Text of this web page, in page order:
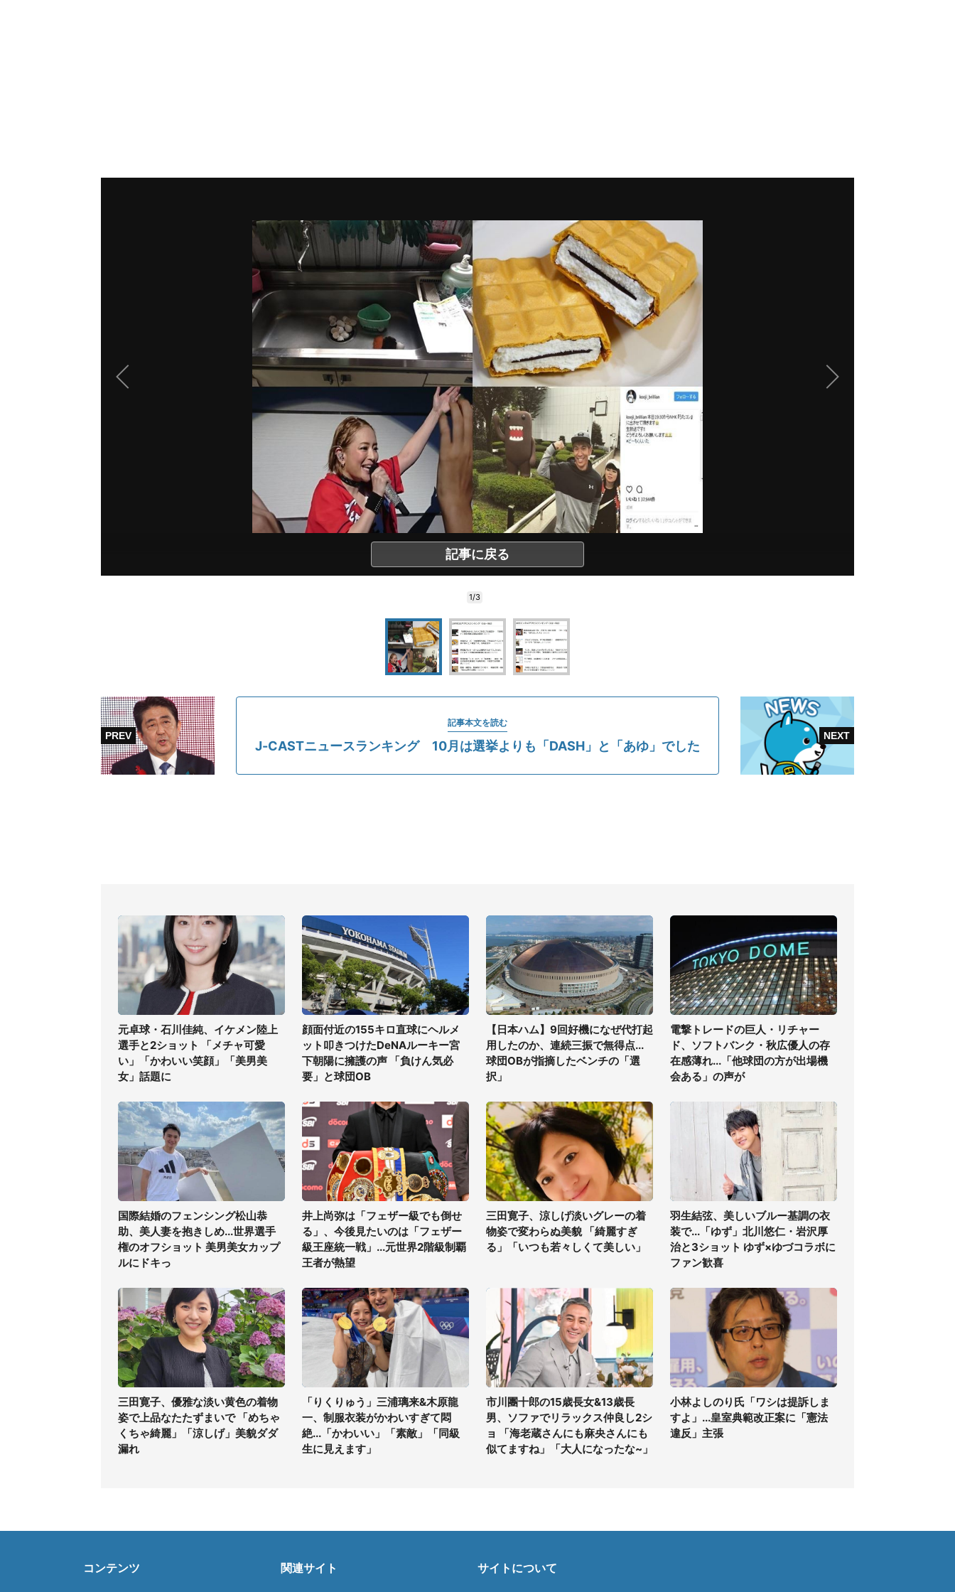
記事に戻る
1/3
記事本文を読む
J-CASTニュースランキング 10月は選挙よりも「DASH」と「あゆ」でした
元卓球・石川佳純、イケメン陸上
選手と2ショット 「メチャ可愛
い」「かわいい笑顔」「美男美
女」話題に
顔面付近の155キロ直球にヘルメ
ット叩きつけたDeNAルーキー宮
下朝陽に擁護の声 「負けん気必
要」と球団OB
【日本ハム】9回好機になぜ代打起
用したのか、連続三振で無得点...
球団OBが指摘したベンチの「選
択」
電撃トレードの巨人・リチャー
ド、ソフトバンク・秋広優人の存
在感薄れ...「他球団の方が出場機
会ある」の声が
国際結婚のフェンシング松山恭
助、美人妻を抱きしめ...世界選手
権のオフショット 美男美女カップ
ルにドキっ
井上尚弥は「フェザー級でも倒せ
る」、今後見たいのは「フェザー
級王座統一戦」...元世界2階級制覇
王者が熱望
三田寛子、涼しげ淡いグレーの着
物姿で変わらぬ美貌 「綺麗すぎ
る」「いつも若々しくて美しい」
羽生結弦、美しいブルー基調の衣
装で...「ゆず」北川悠仁・岩沢厚
治と3ショット ゆず×ゆづコラボに
ファン歓喜
三田寛子、優雅な淡い黄色の着物
姿で上品なたたずまいで 「めちゃ
くちゃ綺麗」「涼しげ」美貌ダダ
漏れ
「りくりゅう」三浦璃来&木原龍
一、制服衣装がかわいすぎて悶
絶...「かわいい」「素敵」「同級
生に見えます」
市川團十郎の15歳長女&13歳長
男、ソファでリラックス仲良し2シ
ョ 「海老蔵さんにも麻央さんにも
似てますね」「大人になったな~」
小林よしのり氏「ワシは提訴しま
すよ」...皇室典範改正案に「憲法
違反」主張
コンテンツ 関連サイト サイトについて